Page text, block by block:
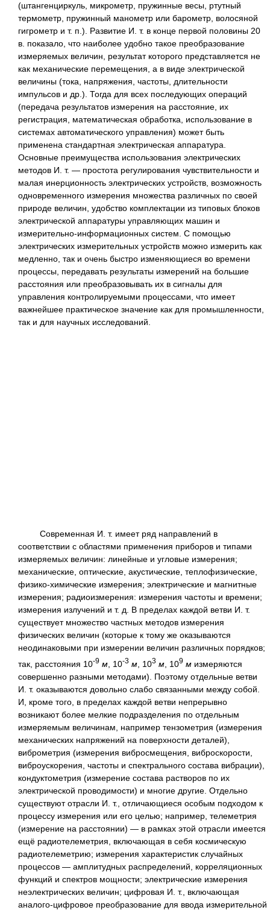
(штангенциркуль, микрометр, пружинные весы, ртутный
термометр, пружинный манометр или барометр, волосяной
гигрометр и т. п.). Развитие И. т. в конце первой половины 20
в. показало, что наиболее удобно такое преобразование
измеряемых величин, результат которого представляется не
как механические перемещения, а в виде электрической
величины (тока, напряжения, частоты, длительности
импульсов и др.). Тогда для всех последующих операций
(передача результатов измерения на расстояние, их
регистрация, математическая обработка, использование в
системах автоматического управления) может быть
применена стандартная электрическая аппаратура.
Основные преимущества использования электрических
методов И. т. — простота регулирования чувствительности и
малая инерционность электрических устройств, возможность
одновременного измерения множества различных по своей
природе величин, удобство комплектации из типовых блоков
электрической аппаратуры управляющих машин и
измерительно-информационных систем. С помощью
электрических измерительных устройств можно измерить как
медленно, так и очень быстро изменяющиеся во времени
процессы, передавать результаты измерений на большие
расстояния или преобразовывать их в сигналы для
управления контролируемыми процессами, что имеет
важнейшее практическое значение как для промышленности,
так и для научных исследований.
Современная И. т. имеет ряд направлений в
соответствии с областями применения приборов и типами
измеряемых величин: линейные и угловые измерения;
механические, оптические, акустические, теплофизические,
физико-химические измерения; электрические и магнитные
измерения; радиоизмерения: измерения частоты и времени;
измерения излучений и т. д. В пределах каждой ветви И. т.
существует множество частных методов измерения
физических величин (которые к тому же оказываются
неодинаковыми при измерении величин различных порядков;
так, расстояния 10-9 м , 10-3 м , 103 м , 109 м измеряются
совершенно разными методами). Поэтому отдельные ветви
И. т. оказываются довольно слабо связанными между собой.
И, кроме того, в пределах каждой ветви непрерывно
возникают более мелкие подразделения по отдельным
измеряемым величинам, например тензометрия (измерения
механических напряжений на поверхности деталей),
виброметрия (измерения вибросмещения, виброскорости,
виброускорения, частоты и спектрального состава вибрации),
кондуктометрия (измерение состава растворов по их
электрической проводимости) и многие другие. Отдельно
существуют отрасли И. т., отличающиеся особым подходом к
процессу измерения или его целью; например, телеметрия
(измерение на расстоянии) — в рамках этой отрасли имеется
ещё радиотелеметрия, включающая в себя космическую
радиотелеметрию; измерения характеристик случайных
процессов — амплитудных распределений, корреляционных
функций и спектров мощности; электрические измерения
неэлектрических величин; цифровая И. т., включающая
аналого-цифровое преобразование для ввода измерительной